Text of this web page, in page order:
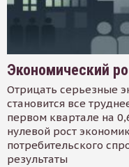
Экономический
Отрицать серьезные
становится все
первом квартале на
нулевой рост
потребительского
результаты